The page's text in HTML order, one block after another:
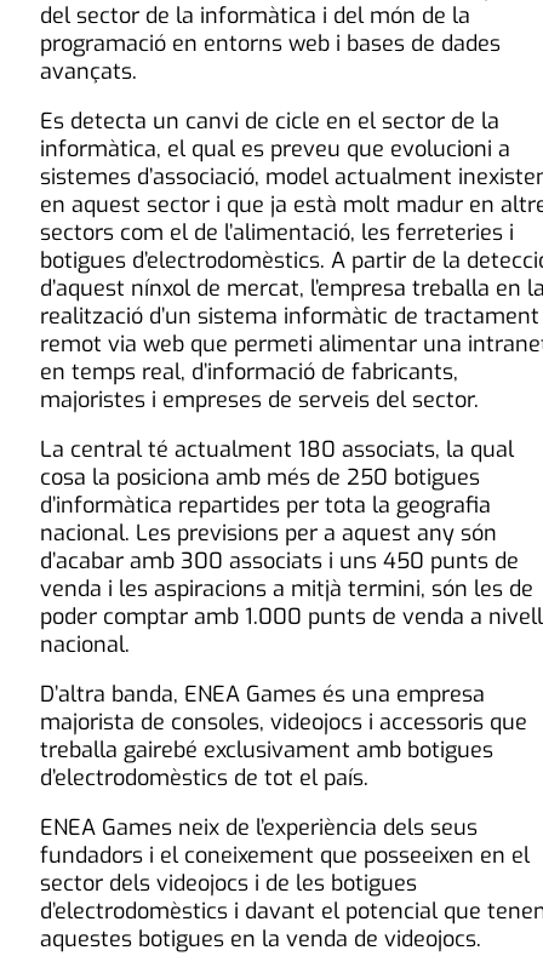
del sector de la informàtica i del món de la
programació en entorns web i bases de dades
avançats.
Es detecta un canvi de cicle en el sector de la
informàtica, el qual es preveu que evolucioni a
sistemes d’associació, model actualment
en aquest sector i que ja està molt madur en
sectors com el de l’alimentació, les ferreteries i
botigues d’electrodomèstics. A partir de la
d’aquest nínxol de mercat, l’empresa treballa en
realització d’un sistema informàtic de tractament
remot via web que permeti alimentar una
en temps real, d’informació de fabricants,
majoristes i empreses de serveis del sector.
La central té actualment 180 associats, la qual
cosa la posiciona amb més de 250 botigues
d’informàtica repartides per tota la geografia
nacional. Les previsions per a aquest any són
d’acabar amb 300 associats i uns 450 punts de
venda i les aspiracions a mitjà termini, són les de
poder comptar amb 1.000 punts de venda a nivell
nacional.
D’altra banda, ENEA Games és una empresa
majorista de consoles, videojocs i accessoris que
treballa gairebé exclusivament amb botigues
d’electrodomèstics de tot el país.
ENEA Games neix de l’experiència dels seus
fundadors i el coneixement que posseeixen en el
sector dels videojocs i de les botigues
d’electrodomèstics i davant el potencial que
aquestes botigues en la venda de videojocs.